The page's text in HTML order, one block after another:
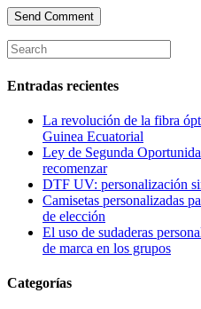
Entradas recientes
La revolución de la fibra
Guinea Ecuatorial
Ley de Segunda
recomenzar
DTF UV: personalización
Camisetas personalizadas
de elección
El uso de sudaderas
de marca en los grupos
Categorías